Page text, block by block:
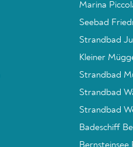
Marina
Seebad
Strandbad
Kleiner
Strandbad
Strandbad
Strandbad
Badeschiff